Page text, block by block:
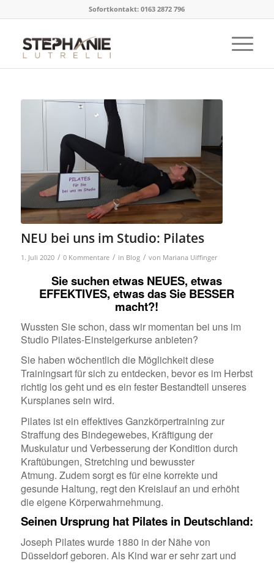
Sofortkontakt: 0163 2872 796
NEU bei uns im Studio: Pilates
1. Juli 2020 / 0 Kommentare / in Blog / von Mariana Uiffinger
Sie suchen etwas NEUES, etwas
EFFEKTIVES, etwas das Sie BESSER
macht?!
Wussten Sie schon, dass wir momentan bei uns im
Studio Pilates-Einsteigerkurse anbieten?
Sie haben wöchentlich die Möglichkeit diese
Trainingsart für sich zu entdecken, bevor es im Herbst
richtig los geht und es ein fester Bestandteil unseres
Kursplanes sein wird.
Pilates ist ein effektives Ganzkörpertraining zur
Straffung des Bindegewebes, Kräftigung der
Muskulatur und Verbesserung der Kondition durch
Kraftübungen, Stretching und bewusster
Atmung. Zudem sorgt es für eine korrekte und
gesunde Haltung, regt den Kreislauf an und erhöht
die eigene Körperwahrnehmung.
Seinen Ursprung hat Pilates in Deutschland:
Joseph Pilates wurde 1880 in der Nähe von
Düsseldorf geboren. Als Kind war er sehr zart und